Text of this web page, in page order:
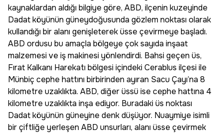
kaynaklardan aldığı bilgiye göre, ABD, ilçenin kuzeyinde
Dadat köyünün güneydoğusunda gözlem noktası olarak
kullandığı bir alanı genişleterek üsse çevirmeye başladı.
ABD ordusu bu amaçla bölgeye çok sayıda inşaat
malzemesi ve iş makinesi yönlendirdi. Bahsi geçen üs,
Fırat Kalkanı Harekatı bölgesi içindeki Cerablus ilçesi ile
Münbiç cephe hattını birbirinden ayıran Sacu Çayı’na 8
kilometre uzaklıkta. ABD, diğer üssü ise cephe hattına 4
kilometre uzaklıkta inşa ediyor. Buradaki üs noktası
Dadat köyünün güneyine denk düşüyor. Nuaymiye isimli
bir çiftliğe yerleşen ABD unsurları, alanı üsse çevirmek